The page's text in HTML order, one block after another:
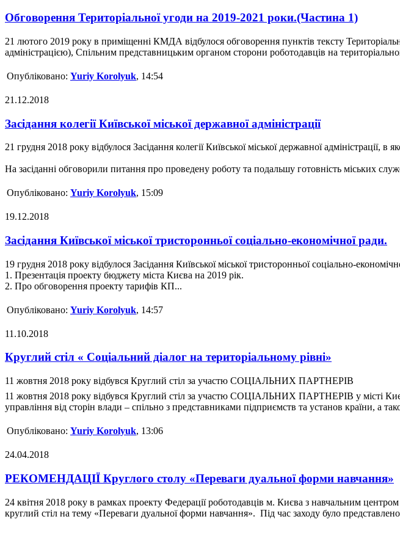
Обговорення Територіальної угоди на 2019-2021 роки.(Частина 1)
21 лютого 2019 року в приміщенні КМДА відбулося обговорення пунктів тексту
адміністрацією), Спільним представницьким органом сторони роботодавців на
Опубліковано: Yuriy Korolyuk, 14:54
21.12.2018
Засідання колегії Київської міської державної адміністрації
21 грудня 2018 року відбулося Засідання колегії Київської міської державної
На засіданні обговорили питання про проведену роботу та подальшу готовність міських
Опубліковано: Yuriy Korolyuk, 15:09
19.12.2018
Засідання Київської міської тристоронньої соціально-економічної ради.
19 грудня 2018 року відбулося Засідання Київської міської тристоронньої соціально-
1. Презентація проекту бюджету міста Києва на 2019 рік.
2. Про обговорення проекту тарифів КП...
Опубліковано: Yuriy Korolyuk, 14:57
11.10.2018
Круглий стіл « Соціальний діалог на територіальному рівні»
11 жовтня 2018 року відбувся Круглий стіл за участю СОЦІАЛЬНИХ ПАРТНЕРІВ
11 жовтня 2018 року відбувся Круглий стіл за участю СОЦІАЛЬНИХ ПАРТНЕРІВ у місті
управління від сторін влади – спільно з представниками підприємств та установ країни, а
Опубліковано: Yuriy Korolyuk, 13:06
24.04.2018
РЕКОМЕНДАЦІЇ Круглого столу «Переваги дуальної форми навчання»
24 квітня 2018 року в рамках проекту Федерації роботодавців м. Києва з навчальним
круглий стіл на тему «Переваги дуальної форми навчання». Під час заходу було представлено